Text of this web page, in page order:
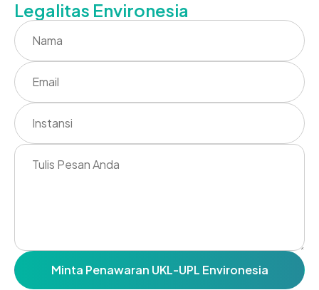
Legalitas Environesia
Minta Penawaran UKL-UPL Environesia